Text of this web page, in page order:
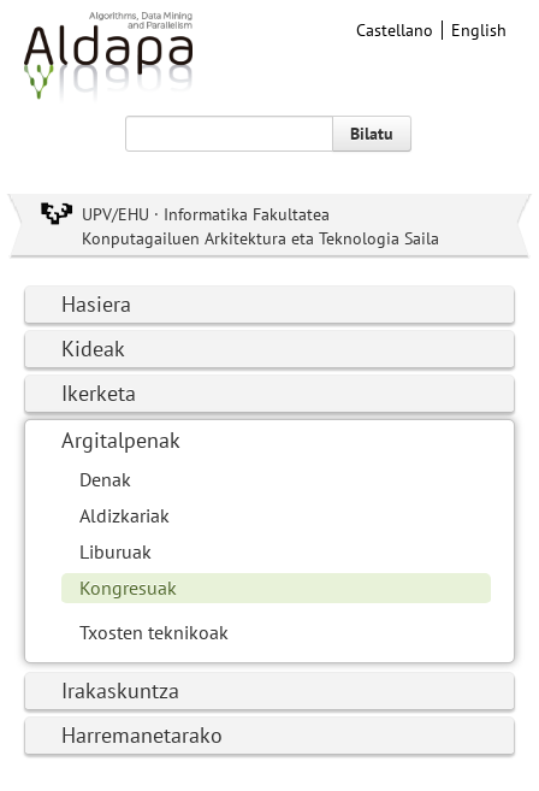
Castellano English
Bilatu
UPV/EHU · Informatika Fakultatea
Konputagailuen Arkitektura eta Teknologia Saila
Hasiera
Kideak
Ikerketa
Argitalpenak
Denak
Aldizkariak
Liburuak
Kongresuak
Txosten teknikoak
Irakaskuntza
Harremanetarako